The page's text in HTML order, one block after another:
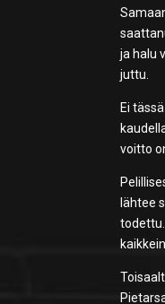
ja halu
juttu.
Ei
voitto
lähtee